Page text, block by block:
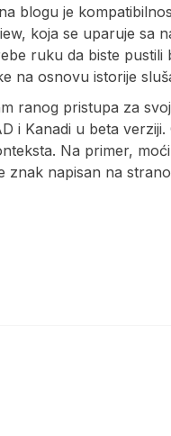
blogu je
koja se uparuje sa
ruku da biste pustili
na osnovu istorije
ranog pristupa za
i Kanadi u beta
Na primer,
znak napisan na